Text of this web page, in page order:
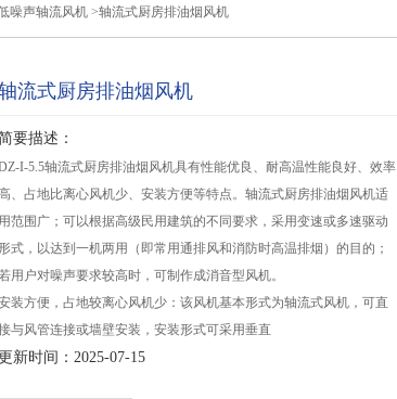
噪声轴流风机 >轴流式厨房排油烟风机
流式厨房排油烟风机
要描述：
I-5.5轴流式厨房排油烟风机具有性能优良、耐高温性能良好、效率
、占地比离心风机少、安装方便等特点。轴流式厨房排油烟风机适
用范围广；可以根据高级民用建筑的不同要求，采用变速或多速驱动
形式，以达到一机两用（即常用通排风和消防时高温排烟）的目的；
用户对噪声要求较高时，可制作成消音型风机。
装方便，占地较离心风机少：该风机基本形式为轴流式风机，可直
与风管连接或墙壁安装，安装形式可采用垂直
更新时间：2025-07-15